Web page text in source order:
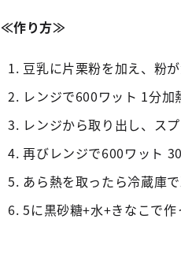
≪作り方≫
豆乳に片栗粉を加え、粉
レンジで600ワット 1分加
レンジから取り出し、ス
再びレンジで600ワット
あら熱を取ったら冷蔵庫で
5に黒砂糖+水+きなこで作